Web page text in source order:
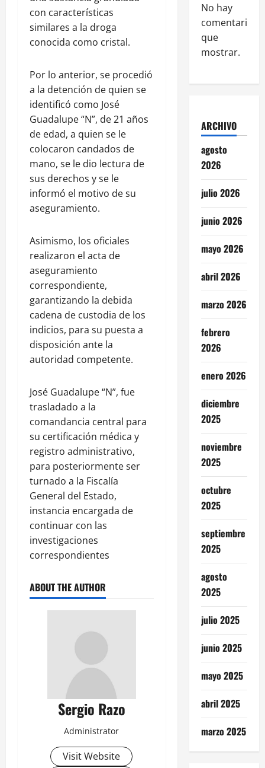
con características
similares a la droga
conocida como cristal.
Por lo anterior, se procedió
a la detención de quien se
identificó como José
Guadalupe “N”, de 21 años
de edad, a quien se le
colocaron candados de
mano, se le dio lectura de
sus derechos y se le
informó el motivo de su
aseguramiento.
Asimismo, los oficiales
realizaron el acta de
aseguramiento
correspondiente,
garantizando la debida
cadena de custodia de los
indicios, para su puesta a
disposición ante la
autoridad competente.
José Guadalupe “N”, fue
trasladado a la
comandancia central para
su certificación médica y
registro administrativo,
para posteriormente ser
turnado a la Fiscalía
General del Estado,
instancia encargada de
continuar con las
investigaciones
correspondientes
ABOUT THE AUTHOR
Sergio Razo
Administrator
Visit Website
No hay
comentarios
que
mostrar.
ARCHIVO
agosto
2026
julio 2026
junio 2026
mayo 2026
abril 2026
marzo 2026
febrero
2026
enero 2026
diciembre
2025
noviembre
2025
octubre
2025
septiembre
2025
agosto
2025
julio 2025
junio 2025
mayo 2025
abril 2025
marzo 2025